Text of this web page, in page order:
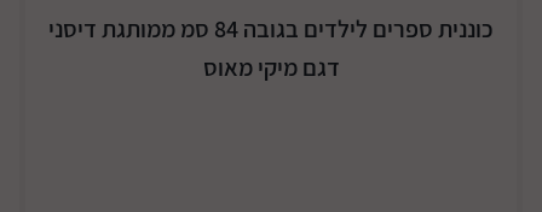
כוננית ספרים לילדים בגובה 84 סמ ממותגת דיסני
דגם מיקי מאוס